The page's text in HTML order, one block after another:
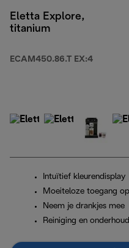
Eletta Explore,
titanium
ECAM450.86.T EX:4
Intuïtief kleurendisplay
Moeiteloze toegang
Neem je drankjes mee
Reiniging en